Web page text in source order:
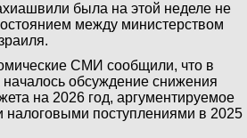
была на этой неделе не
между министерством
СМИ сообщили, что в
обсуждение снижения
на 2026 год, аргументируемое
поступлениями в 2025